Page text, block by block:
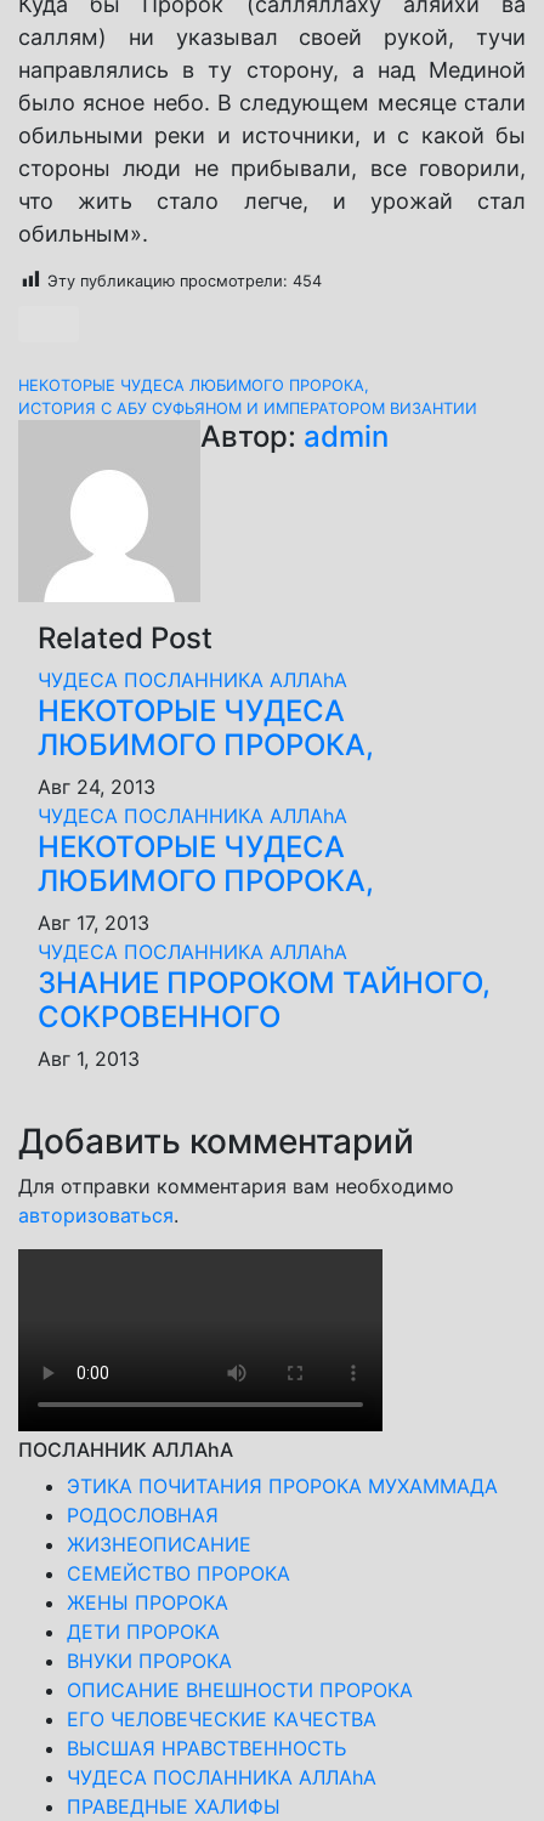
саллям) ни указывал своей рукой, тучи
направлялись в ту сторону, а над Мединой
было ясное небо. В следующем месяце стали
обильными реки и источники, и с какой бы
стороны люди не прибывали, все говорили,
что жить стало легче, и урожай стал
обильным».
Эту публикацию просмотрели: 454
Навигация
записям
НЕКОТОРЫЕ ЧУДЕСА ЛЮБИМОГО ПРОРОКА,
ИСТОРИЯ С АБУ СУФЬЯНОМ И ИМПЕРАТОРОМ ВИЗАНТИИ
Автор: admin
Related Post
ЧУДЕСА ПОСЛАННИКА АЛЛАhА
НЕКОТОРЫЕ ЧУДЕСА
ЛЮБИМОГО ПРОРОКА,
Авг 24, 2013
ЧУДЕСА ПОСЛАННИКА АЛЛАhА
НЕКОТОРЫЕ ЧУДЕСА
ЛЮБИМОГО ПРОРОКА,
Авг 17, 2013
ЧУДЕСА ПОСЛАННИКА АЛЛАhА
ЗНАНИЕ ПРОРОКОМ ТАЙНОГО,
СОКРОВЕННОГО
Авг 1, 2013
Добавить комментарий
Для отправки комментария вам необходимо
авторизоваться.
ПОСЛАННИК АЛЛАhА
ЭТИКА ПОЧИТАНИЯ ПРОРОКА МУХАММАДА
РОДОСЛОВНАЯ
ЖИЗНЕОПИСАНИЕ
СЕМЕЙСТВО ПРОРОКА
ЖЕНЫ ПРОРОКА
ДЕТИ ПРОРОКА
ВНУКИ ПРОРОКА
ОПИСАНИЕ ВНЕШНОСТИ ПРОРОКА
ЕГО ЧЕЛОВЕЧЕСКИЕ КАЧЕСТВА
ВЫСШАЯ НРАВСТВЕННОСТЬ
ЧУДЕСА ПОСЛАННИКА АЛЛАhА
ПРАВЕДНЫЕ ХАЛИФЫ